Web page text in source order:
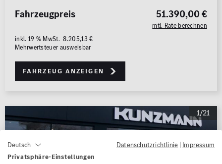
51.390,00 €
mtl. Rate berechnen
Fahrzeugpreis
inkl. 19 % MwSt. 8.205,13 €
Mehrwertsteuer ausweisbar
Fahrzeug anzeigen
1/21
Deutsch Datenschutzrichtlinie | Impressum
Privatsphäre-Einstellungen